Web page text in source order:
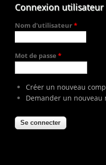
Connexion utilisateur
Nom d'utilisateur*
Mot de passe *
Créer un nouveau
Demander un nouveau